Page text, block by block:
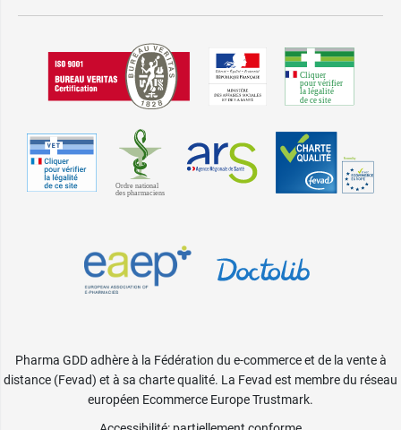
Pharma GDD adhère à la Fédération du e-commerce et de la vente à
distance (Fevad) et à sa charte qualité. La Fevad est membre du réseau
européen Ecommerce Europe Trustmark.